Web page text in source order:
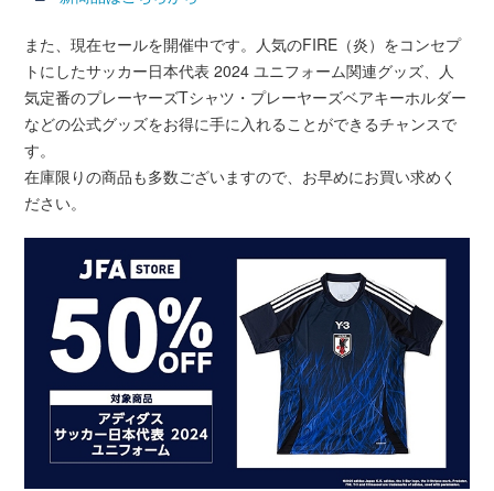
また、現在セールを開催中です。人気のFIRE（炎）をコンセプ
トにしたサッカー日本代表 2024 ユニフォーム関連グッズ、人
気定番のプレーヤーズTシャツ・プレーヤーズベアキーホルダー
などの公式グッズをお得に手に入れることができるチャンスで
す。
在庫限りの商品も多数ございますので、お早めにお買い求めく
ださい。